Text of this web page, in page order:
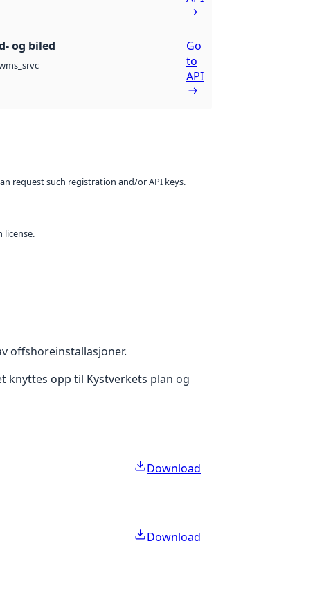
og biled
Go
to
API
request such registration and/or API keys.
license.
offshoreinstallasjoner.
knyttes opp til Kystverkets plan og
Download
Download